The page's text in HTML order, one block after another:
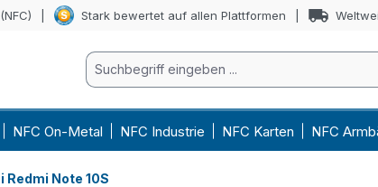
Stark bewertet auf allen Plattformen
NFC On-Metal NFC Industrie NFC Karten NFC
Redmi Note 10S